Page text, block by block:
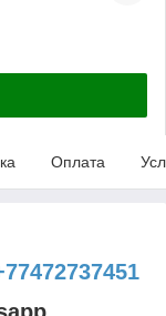
Оплата